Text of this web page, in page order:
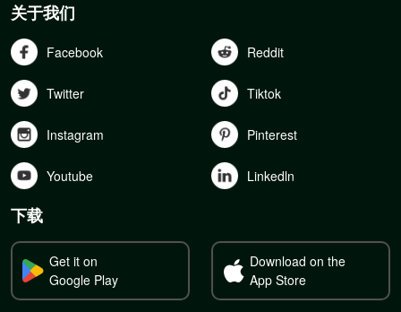
关于我们
Facebook Reddit
Twitter Tiktok
Instagram Pinterest
Youtube Linkedln
下载
Get it on
Google Play
Download on the
App Store